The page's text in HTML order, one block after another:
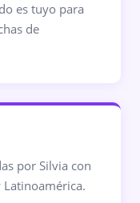
es tuyo para
de
por Silvia con
Latinoamérica.